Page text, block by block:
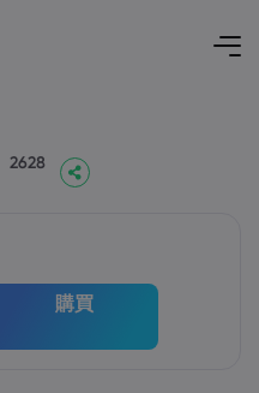
2628
購買